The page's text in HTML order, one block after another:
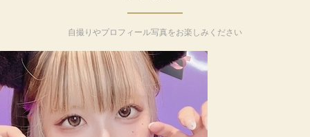
自撮りやプロフィール写真をお楽しみください